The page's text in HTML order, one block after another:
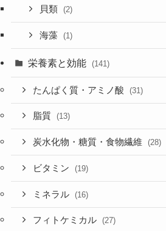
貝類 (2)
海藻 (1)
栄養素と効能 (141)
たんぱく質・アミノ酸 (31)
脂質 (13)
炭水化物・糖質・食物繊維 (28)
ビタミン (19)
ミネラル (16)
フィトケミカル (27)